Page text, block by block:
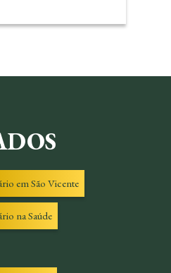
em São Vicente
na Saúde